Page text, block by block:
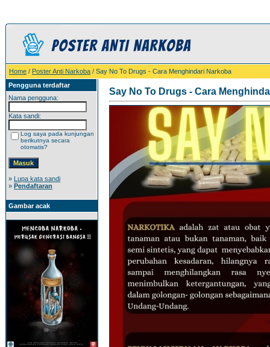
Home / Poster Anti Narkoba / Say No To Drugs - Cara Menghindari Narkoba
Pengguna terdaftar
Nama pengguna:
Kata sandi:
Log saya pada kunjungan
berikutnya secara
otomatis?
» Lupa kata sandi
» Pendaftaran
Gambar acak
Say No To Drugs - Cara